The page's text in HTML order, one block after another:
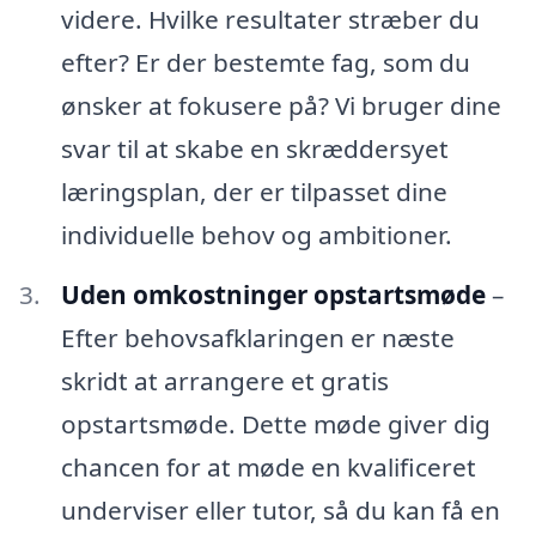
videre. Hvilke resultater stræber du
efter? Er der bestemte fag, som du
ønsker at fokusere på? Vi bruger dine
svar til at skabe en skræddersyet
læringsplan, der er tilpasset dine
individuelle behov og ambitioner.
Uden omkostninger opstartsmøde–
Efter behovsafklaringen er næste
skridt at arrangere et gratis
opstartsmøde. Dette møde giver dig
chancen for at møde en kvalificeret
underviser eller tutor, så du kan få en